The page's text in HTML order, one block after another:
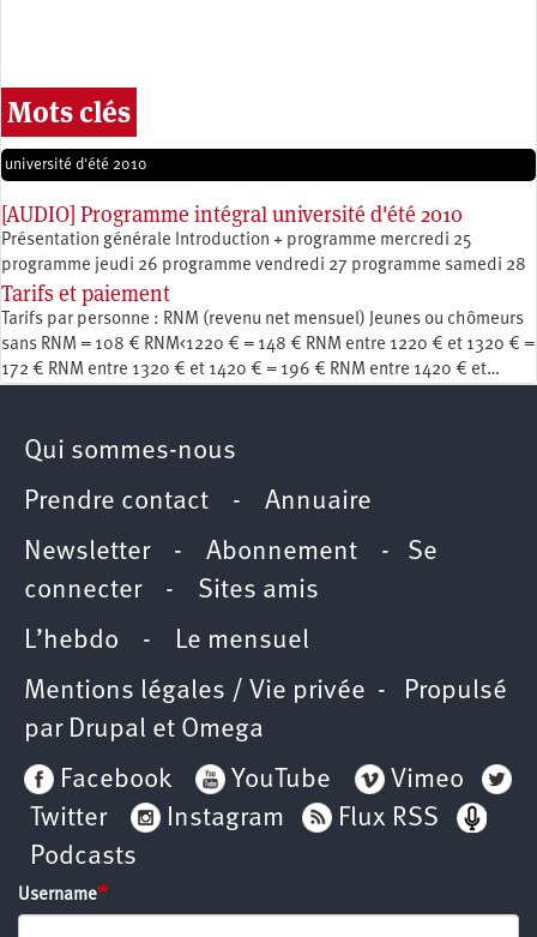
Mots clés
université d'été 2010
[AUDIO] Programme intégral université d'été 2010
Présentation générale Introduction + programme mercredi 25
programme jeudi 26 programme vendredi 27 programme samedi 28
Tarifs et paiement
Tarifs par personne : RNM (revenu net mensuel) Jeunes ou chômeurs
sans RNM = 108 € RNM<1220 € = 148 € RNM entre 1220 € et 1320 € =
172 € RNM entre 1320 € et 1420 € = 196 € RNM entre 1420 € et…
Qui sommes-nous
Prendre contact - Annuaire
Newsletter - Abonnement - Se
connecter- Sites amis
L’hebdo - Le mensuel
Mentions légales / Vie privée - Propulsé
par Drupal et Omega
Facebook
YouTube
Vimeo
Twitter
Instagram
Flux RSS
Podcasts
Username